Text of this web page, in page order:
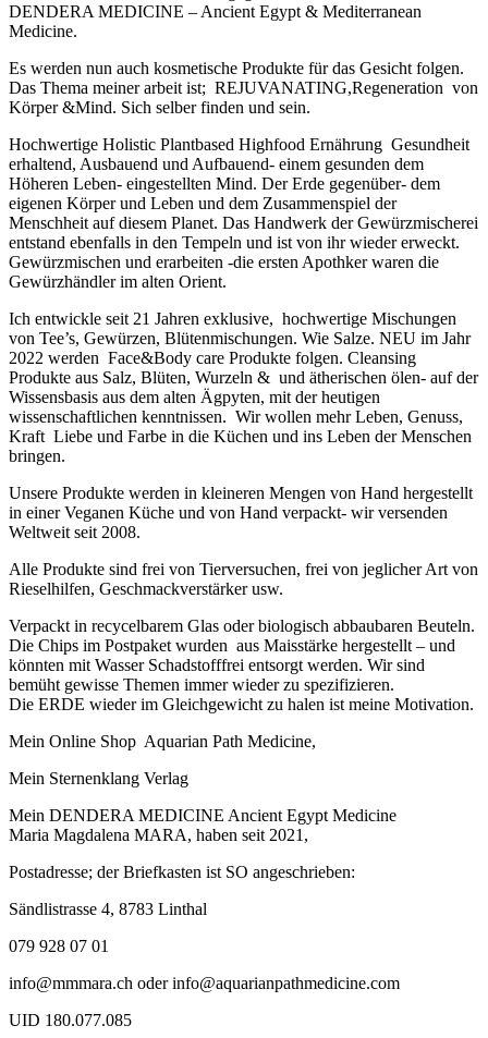
DENDERA MEDICINE – Ancient Egypt & Mediterranean
Medicine.
Es werden nun auch kosmetische Produkte für das Gesicht folgen.
Das Thema meiner arbeit ist; REJUVANATING,Regeneration von
Körper &Mind. Sich selber finden und sein.
Hochwertige Holistic Plantbased Highfood Ernährung Gesundheit
erhaltend, Ausbauend und Aufbauend- einem gesunden dem
Höheren Leben- eingestellten Mind. Der Erde gegenüber- dem
eigenen Körper und Leben und dem Zusammenspiel der
Menschheit auf diesem Planet. Das Handwerk der Gewürzmischerei
entstand ebenfalls in den Tempeln und ist von ihr wieder erweckt.
Gewürzmischen und erarbeiten -die ersten Apothker waren die
Gewürzhändler im alten Orient.
Ich entwickle seit 21 Jahren exklusive, hochwertige Mischungen
von Tee’s, Gewürzen, Blütenmischungen. Wie Salze. NEU im Jahr
2022 werden Face&Body care Produkte folgen. Cleansing
Produkte aus Salz, Blüten, Wurzeln & und ätherischen ölen- auf der
Wissensbasis aus dem alten Ägpyten, mit der heutigen
wissenschaftlichen kenntnissen. Wir wollen mehr Leben, Genuss,
Kraft Liebe und Farbe in die Küchen und ins Leben der Menschen
bringen.
Unsere Produkte werden in kleineren Mengen von Hand hergestellt
in einer Veganen Küche und von Hand verpackt- wir versenden
Weltweit seit 2008.
Alle Produkte sind frei von Tierversuchen, frei von jeglicher Art von
Rieselhilfen, Geschmackverstärker usw.
Verpackt in recycelbarem Glas oder biologisch abbaubaren Beuteln.
Die Chips im Postpaket wurden aus Maisstärke hergestellt – und
könnten mit Wasser Schadstofffrei entsorgt werden. Wir sind
bemüht gewisse Themen immer wieder zu spezifizieren.
Die ERDE wieder im Gleichgewicht zu halen ist meine Motivation.
Mein Online Shop Aquarian Path Medicine,
Mein Sternenklang Verlag
Mein DENDERA MEDICINE Ancient Egypt Medicine
Maria Magdalena MARA, haben seit 2021,
Postadresse; der Briefkasten ist SO angeschrieben:
Sändlistrasse 4, 8783 Linthal
079 928 07 01
info@mmmara.ch oder info@aquarianpathmedicine.com
UID 180.077.085